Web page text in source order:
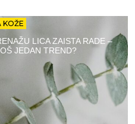
KOŽE
LICA ZAISTA RADE –
JEDAN TREND?